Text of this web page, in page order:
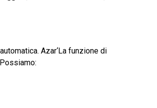
Azar‘La funzione di